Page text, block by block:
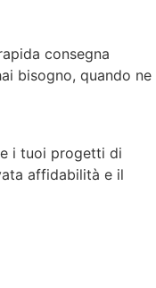
consegna
bisogno, quando ne
i tuoi progetti di
affidabilità e il